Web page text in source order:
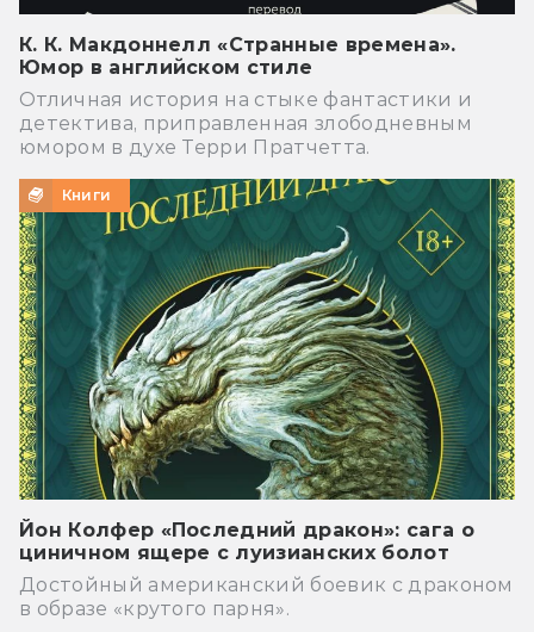
К. К. Макдоннелл «Странные времена».
Юмор в английском стиле
Отличная история на стыке фантастики и
детектива, приправленная злободневным
юмором в духе Терри Пратчетта.
Книги
Йон Колфер «Последний дракон»: сага о
циничном ящере с луизианских болот
Достойный американский боевик с драконом
в образе «крутого парня».